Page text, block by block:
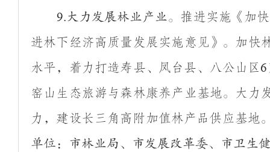
9.大力发展林业产业。 推进实施《加
进林下经济高质量发展实施意见》。加快
水平，着力打造寿县、凤台县、八公山区6
窑山生态旅游与森林康养产业基地。大力
力，建设长三角高附加值林产品供应基地
单位：市林业局、市发展改革委、市卫生